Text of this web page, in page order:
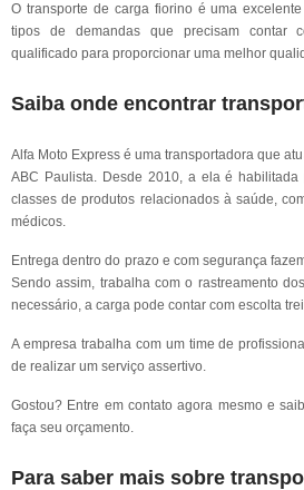
O transporte de carga fiorino é uma
tipos de demandas que precisam contar
qualificado para proporcionar uma melhor
Saiba onde encontrar
Alfa Moto Express é uma transportadora que
ABC Paulista. Desde 2010, a ela é
classes de produtos relacionados à saúde,
médicos.
Entrega dentro do prazo e com segurança
Sendo assim, trabalha com o rastreamento
necessário, a carga pode contar com escolta
A empresa trabalha com um time de
de realizar um serviço assertivo.
Gostou? Entre em contato agora mesmo e
faça seu orçamento.
Para saber mais sobre